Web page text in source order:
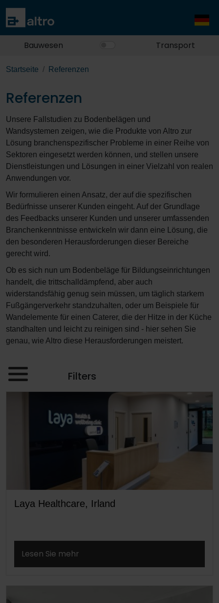
Bauwesen Transport
Startseite Referenzen
Referenzen
Unsere Fallstudien zu Bodenbelägen und
Wandsystemen zeigen, wie die Produkte von Altro zur
Lösung branchenspezifischer Probleme in einer Reihe von
Sektoren eingesetzt werden können, und stellen unsere
Dienstleistungen und Lösungen in einer Vielzahl von realen
Anwendungen vor.
Wir formulieren einen Ansatz, der auf die spezifischen
Bedürfnisse unserer Kunden eingeht. Auf der Grundlage
des Feedbacks unserer Kunden und unserer umfassenden
Branchenkenntnisse entwickeln wir dann eine Lösung, die
den besonderen Herausforderungen dieser Bereiche
gerecht wird.
Ob es sich nun um Bodenbeläge für Bildungseinrichtungen
handelt, die trittschalldämpfend, aber auch
widerstandsfähig genug sein müssen, um täglich starkem
Fußgängerverkehr standzuhalten, oder um Beispiele für
Wandelemente für einen Caterer, die der Hitze in der Küche
standhalten und leicht zu reinigen sind - hier sehen Sie
genau, wie Altro diese Herausforderungen meistert.
Filters
Laya Healthcare, Irland
Lesen Sie mehr